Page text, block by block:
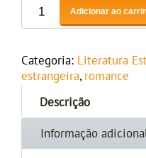
Adicionar ao
Categoria: Literatura
estrangeira, romance
Descrição
Informação